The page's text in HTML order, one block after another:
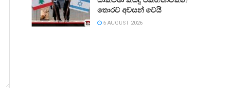
තොරව අවසන් වෙයි
6 AUGUST 2026